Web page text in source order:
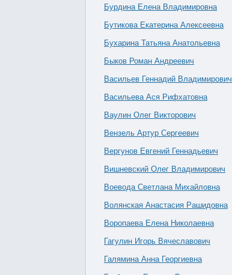
Бурдина Елена Владимировна
Бутикова Екатерина Алексеевна
Бухарина Татьяна Анатольевна
Быков Роман Андреевич
Васильев Геннадий Владимирович
Васильева Ася Рифхатовна
Ваулин Олег Викторович
Вензель Артур Сергеевич
Вергунов Евгений Геннадьевич
Вишневский Олег Владимирович
Воевода Светлана Михайловна
Волянская Анастасия Рашидовна
Воропаева Елена Николаевна
Гагулин Игорь Вячеславович
Галямина Анна Георгиевна